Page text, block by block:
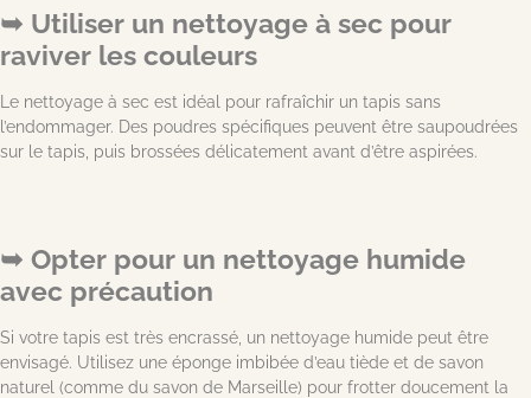
Utiliser un nettoyage à sec pour
raviver les couleurs
Le nettoyage à sec est idéal pour rafraîchir un tapis sans
l’endommager. Des poudres spécifiques peuvent être saupoudrées
sur le tapis, puis brossées délicatement avant d’être aspirées.
Opter pour un nettoyage humide
avec précaution
Si votre tapis est très encrassé, un nettoyage humide peut être
envisagé. Utilisez une éponge imbibée d’eau tiède et de savon
naturel (comme du savon de Marseille) pour frotter doucement la